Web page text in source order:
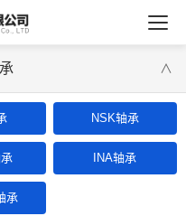
∨
NSK轴承
INA轴承
承